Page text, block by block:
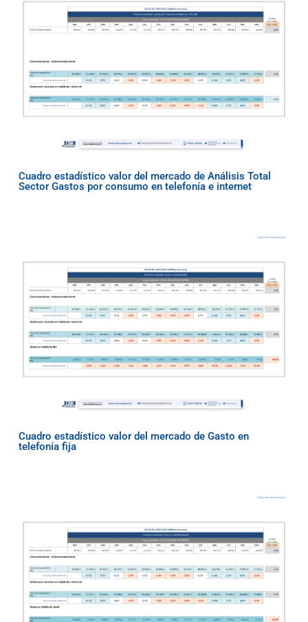
Cuadro estadístico valor del mercado de Análisis Total
Sector Gastos por consumo en telefonía e internet
Cuadro estadístico valor del mercado de Gasto en
telefonía fija